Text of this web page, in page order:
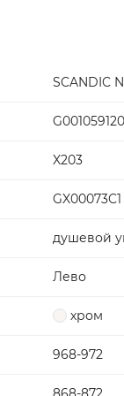
SCANDIC
G001059120
X203
GX00073C1
душевой
Лево
хром
968-972